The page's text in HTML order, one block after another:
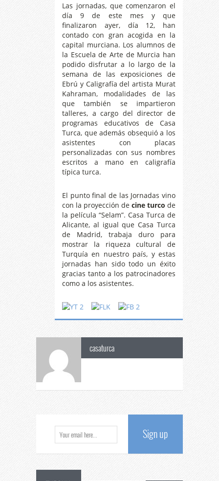
Las jornadas, que comenzaron el
día 9 de este mes y que
finalizaron ayer, día 12, han
contado con gran acogida en la
capital murciana. Los alumnos de
la Escuela de Arte de Murcia han
podido disfrutar a lo largo de la
semana de las exposiciones de
Ebrú y Caligrafía del artista Murat
Kahraman, modalidades de las
que también se impartieron
talleres, a cargo del director de
programas educativos de Casa
Turca, que además obsequió a los
asistentes con placas
personalizadas con sus nombres
escritos a mano en caligrafía
típica turca.
El punto final de las Jornadas vino
con la proyección de cine turco de
la película “Selam”. Casa Turca de
Alicante, al igual que Casa Turca
de Madrid, trabaja duro para
mostrar la riqueza cultural de
Turquía en nuestro país, y estas
jornadas han sido todo un éxito
gracias tanto a los patrocinadores
como a los asistentes.
casaturca
Sign up